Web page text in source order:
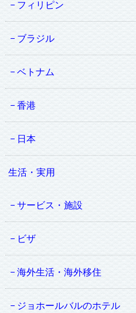
フィリピン
ブラジル
ベトナム
香港
日本
生活・実用
サービス・施設
ビザ
海外生活・海外移住
ジョホールバルのホテル